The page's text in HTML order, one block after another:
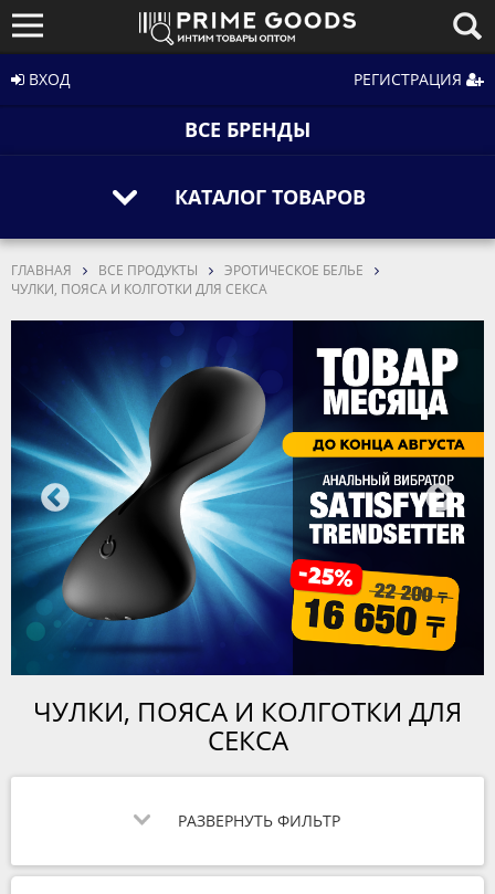
ВХОД РЕГИСТРАЦИЯ
ВСЕ БРЕНДЫ
КАТАЛОГ ТОВАРОВ
ГЛАВНАЯ ВСЕ ПРОДУКТЫ
ЭРОТИЧЕСКОЕ БЕЛЬЕ
ЧУЛКИ, ПОЯСА И КОЛГОТКИ ДЛЯ СЕКСА
ЧУЛКИ, ПОЯСА И КОЛГОТКИ ДЛЯ
СЕКСА
РАЗВЕРНУТЬ ФИЛЬТР